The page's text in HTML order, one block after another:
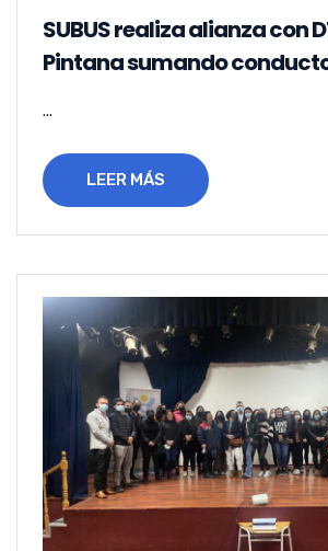
SUBUS realiza alianza con
Pintana sumando
...
LEER MÁS